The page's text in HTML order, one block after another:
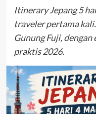
Itinerary Jepang 5
traveler pertama
Gunung Fuji,
praktis 2026.